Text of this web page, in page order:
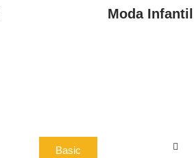
Moda Infantil
Basic